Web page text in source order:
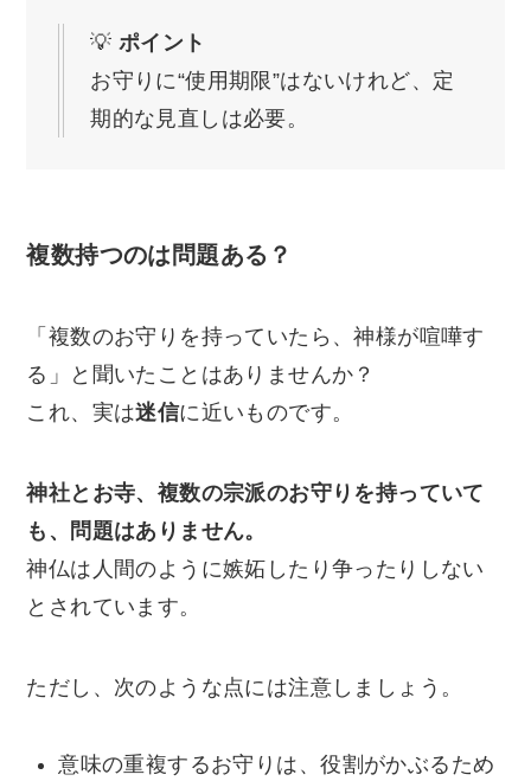
💡 ポイント
お守りに“使用期限”はないけれど、定
期的な見直しは必要。
複数持つのは問題ある？
「複数のお守りを持っていたら、神様が喧嘩す
る」と聞いたことはありませんか？
これ、実は迷信に近いものです。
神社とお寺、複数の宗派のお守りを持っていて
も、問題はありません。
神仏は人間のように嫉妬したり争ったりしない
とされています。
ただし、次のような点には注意しましょう。
意味の重複するお守りは、役割がかぶるため